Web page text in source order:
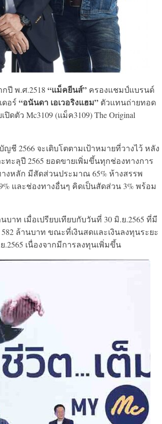
ปี พ.ศ.2518 “แม็คยีนส์” ครองแชมป์แบรนด์
อร์ “อนันดา เอเวอริงแฮม” ตัวแทนถ่ายทอด
ดตัว Mc3109 (แม็ค3109) The Original
ชี 2566 จะเติบโตตามเป้าหมายที่วางไว้ หลัง
ทะลุปี 2565 ยอดขายเพิ่มขึ้นทุกช่องทางการ
างหลัก มีสัดส่วนประมาณ 65% ห้างสรรพ
และช่องทางอื่นๆ คิดเป็นสัดส่วน 3% พร้อม
าท เมื่อเปรียบเทียบกับวันที่ 30 มิ.ย.2565 ที่มี
ล้านบาท ขณะที่เงินสดและเงินลงทุนระยะ
.2565 เนื่องจากมีการลงทุนเพิ่มขึ้น